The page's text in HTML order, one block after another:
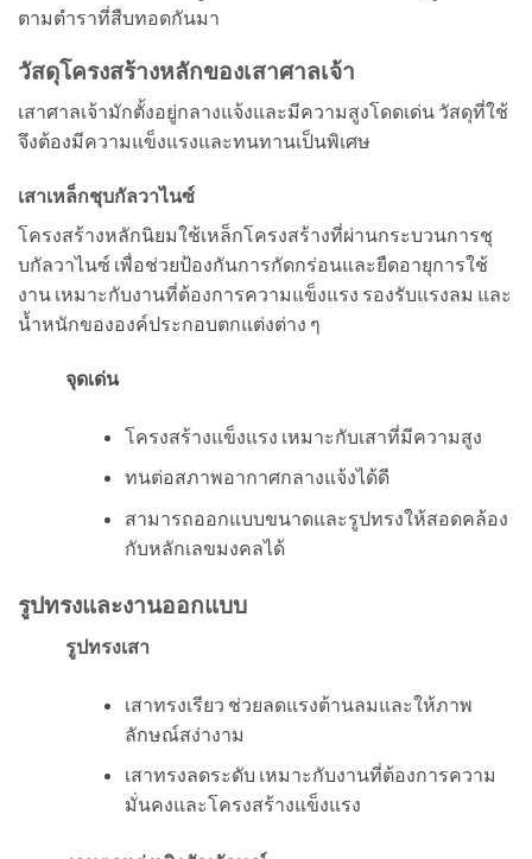
ตามตำราที่สืบทอดกันมา
วัสดุโครงสร้างหลักของเสาศาลเจ้า
เสาศาลเจ้ามักตั้งอยู่กลางแจ้งและมีความสูงโดดเด่น วัสดุที่ใช้
จึงต้องมีความแข็งแรงและทนทานเป็นพิเศษ
เสาเหล็กชุบกัลวาไนซ์
โครงสร้างหลักนิยมใช้เหล็กโครงสร้างที่ผ่านกระบวนการชุ
บกัลวาไนซ์ เพื่อช่วยป้องกันการกัดกร่อนและยืดอายุการใช้
งาน เหมาะกับงานที่ต้องการความแข็งแรง รองรับแรงลม และ
น้ำหนักขององค์ประกอบตกแต่งต่าง ๆ
จุดเด่น
โครงสร้างแข็งแรง เหมาะกับเสาที่มีความสูง
ทนต่อสภาพอากาศกลางแจ้งได้ดี
สามารถออกแบบขนาดและรูปทรงให้สอดคล้อง
กับหลักเลขมงคลได้
รูปทรงและงานออกแบบ
รูปทรงเสา
เสาทรงเรียว ช่วยลดแรงต้านลมและให้ภาพ
ลักษณ์สง่างาม
เสาทรงลดระดับ เหมาะกับงานที่ต้องการความ
มั่นคงและโครงสร้างแข็งแรง